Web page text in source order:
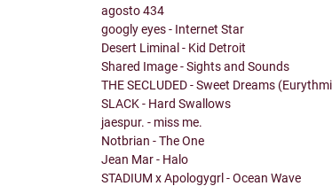
agosto434
googly eyes - Internet Star
Desert Liminal - Kid Detroit
Shared Image - Sights and Sounds
THE SECLUDED - Sweet Dreams
SLACK - Hard Swallows
jaespur. - miss me.
Notbrian - The One
Jean Mar - Halo
STADIUM x Apologygrl - Ocean Wave